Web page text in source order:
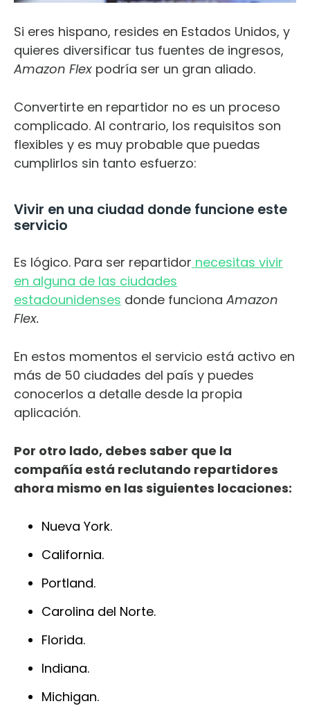
Si eres hispano, resides en Estados Unidos, y
quieres diversificar tus fuentes de ingresos,
Amazon Flex podría ser un gran aliado.
Convertirte en repartidor no es un proceso
complicado. Al contrario, los requisitos son
flexibles y es muy probable que puedas
cumplirlos sin tanto esfuerzo:
Vivir en una ciudad donde funcione este
servicio
Es lógico. Para ser repartidor necesitas vivir
en alguna de las ciudades
estadounidenses donde funciona Amazon
Flex.
En estos momentos el servicio está activo en
más de 50 ciudades del país y puedes
conocerlos a detalle desde la propia
aplicación.
Por otro lado, debes saber que la
compañía está reclutando repartidores
ahora mismo en las siguientes locaciones:
Nueva York.
California.
Portland.
Carolina del Norte.
Florida.
Indiana.
Michigan.